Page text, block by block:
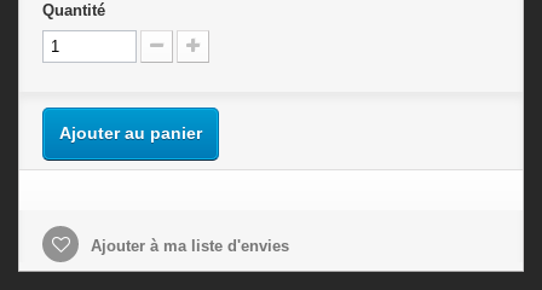
Quantité
Ajouter au panier
Ajouter à ma liste d'envies